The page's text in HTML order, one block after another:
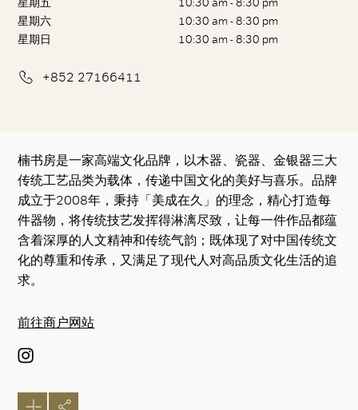
星期五
10:30 am - 8:30 pm
星期六
10:30 am - 8:30 pm
星期日
10:30 am - 8:30 pm
+852 27166411
楠书房是一家高端文化品牌，以木器、瓷器、金银器三大
传统工艺品类为载体，传递中国文化的美好与喜乐。 品牌
成立于2008年，秉持「美成在久」的理念，精心打造每
件器物，将传统技艺发挥得淋漓尽致，让每一件作品都蕴
含着深厚的人文精神和传统气韵；既体现了对中国传统文
化的尊重和传承，又满足了现代人对高品质文化生活的追
求。
前往商户网站